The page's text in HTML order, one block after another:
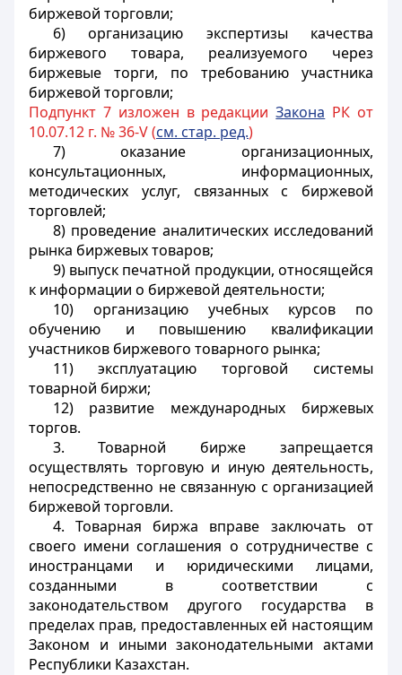
биржевой торговли;
6) организацию экспертизы качества
биржевого товара, реализуемого через
биржевые торги, по требованию участника
биржевой торговли;
Подпункт 7 изложен в редакцииЗакона РК от
10.07.12 г. № 36-V (см. стар. ред.)
7) оказание организационных,
консультационных, информационных,
методических услуг, связанных с биржевой
торговлей;
8) проведение аналитических исследований
рынка биржевых товаров;
9) выпуск печатной продукции, относящейся
к информации о биржевой деятельности;
10) организацию учебных курсов по
обучению и повышению квалификации
участников биржевого товарного рынка;
11) эксплуатацию торговой системы
товарной биржи;
12) развитие международных биржевых
торгов.
3. Товарной бирже запрещается
осуществлять торговую и иную деятельность,
непосредственно не связанную с организацией
биржевой торговли.
4. Товарная биржа вправе заключать от
своего имени соглашения о сотрудничестве с
иностранцами и юридическими лицами,
созданными в соответствии с
законодательством другого государства в
пределах прав, предоставленных ей настоящим
Законом и иными законодательными актами
Республики Казахстан.